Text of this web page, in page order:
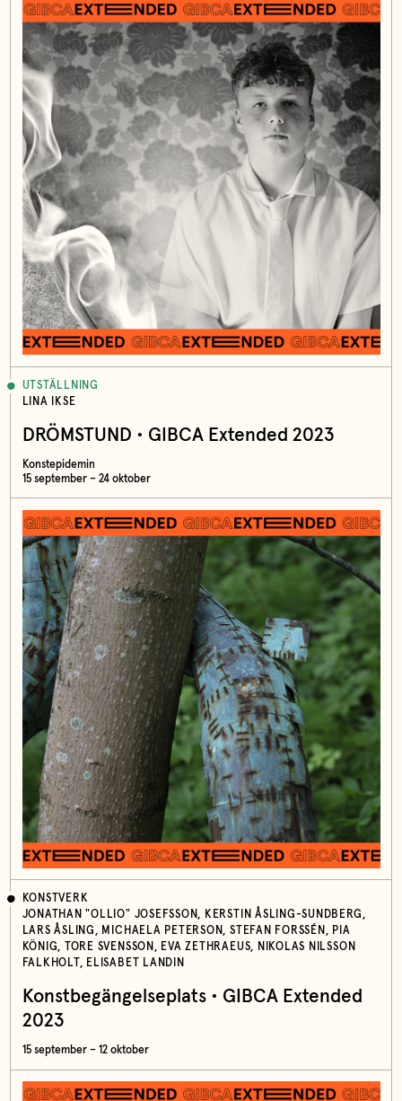
UTSTÄLLNING
LINA IKSE
DRÖMSTUND • GIBCA Extended 2023
Konstepidemin
15 september – 24 oktober
KONSTVERK
JONATHAN "OLLIO" JOSEFSSON, KERSTIN ÅSLING-SUNDBERG,
LARS ÅSLING, MICHAELA PETERSON, STEFAN FORSSÉN, PIA
KÖNIG, TORE SVENSSON, EVA ZETHRAEUS, NIKOLAS NILSSON
FALKHOLT, ELISABET LANDIN
Konstbegängelseplats • GIBCA Extended
2023
15 september – 12 oktober